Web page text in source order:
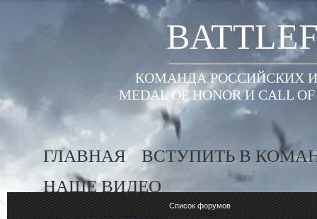
КОМАНДА РОССИЙСКИХ
MEDAL OF HONOR И
ГЛАВНАЯ
ВСТУПИТЬ В
НАШЕ ВИДЕО
Список форумов